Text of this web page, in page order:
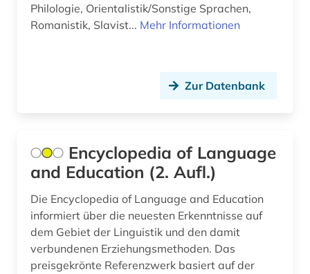
kroatisch (1)
lehrbuch (1)
lexikologie (2)
linguist (1)
linguistik (92)
linguistische anthropologie (1)
Philologie, Orientalistik/Sonstige Sprachen,
Romanistik, Slavist... Mehr Informationen
Zur Datenbank
Encyclopedia of Language
and Education (2. Aufl.)
Die Encyclopedia of Language and Education
informiert über die neuesten Erkenntnisse auf
dem Gebiet der Linguistik und den damit
verbundenen Erziehungsmethoden. Das
preisgekrönte Referenzwerk basiert auf der